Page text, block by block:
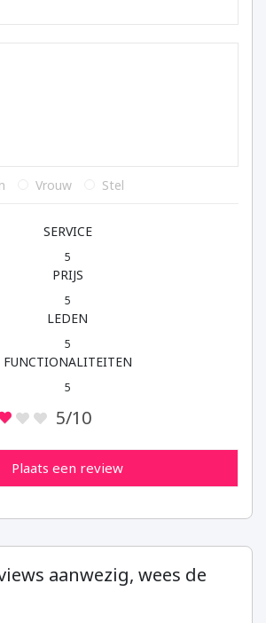
Vrouw Stel
SERVICE
5
PRIJS
5
LEDEN
5
FUNCTIONALITEITEN
5
5/10
Plaats een review
aanwezig, wees de